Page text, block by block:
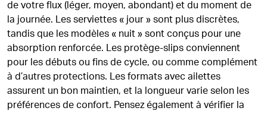
de votre flux (léger, moyen, abondant) et du moment de
la journée. Les serviettes « jour » sont plus discrètes,
tandis que les modèles « nuit » sont conçus pour une
absorption renforcée. Les protège-slips conviennent
pour les débuts ou fins de cycle, ou comme complément
à d’autres protections. Les formats avec ailettes
assurent un bon maintien, et la longueur varie selon les
préférences de confort. Pensez également à vérifier la